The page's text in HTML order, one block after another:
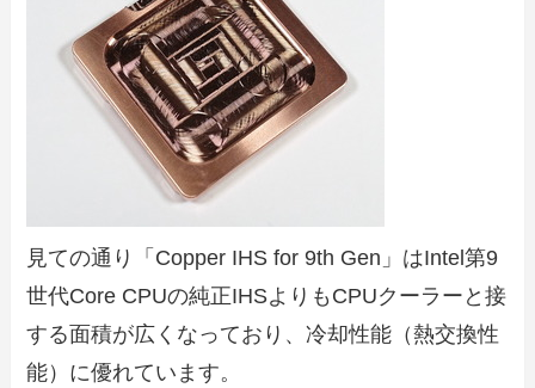
見ての通り「Copper IHS for 9th Gen」はIntel第9
世代Core CPUの純正IHSよりもCPUクーラーと接
する面積が広くなっており、冷却性能（熱交換性
能）に優れています。